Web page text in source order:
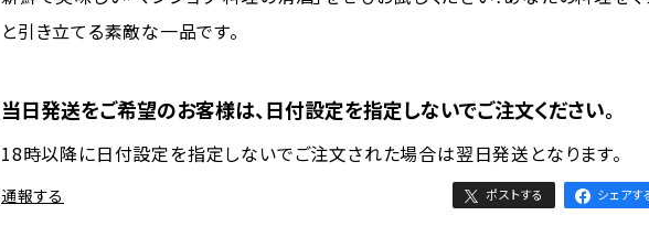
と引き立てる素敵な一品です。
当日発送をご希望のお客様は、日付設定を指定しないでご注文ください。
18時以降に日付設定を指定しないでご注文された場合は翌日発送となります。
通報する ポストする シェアす